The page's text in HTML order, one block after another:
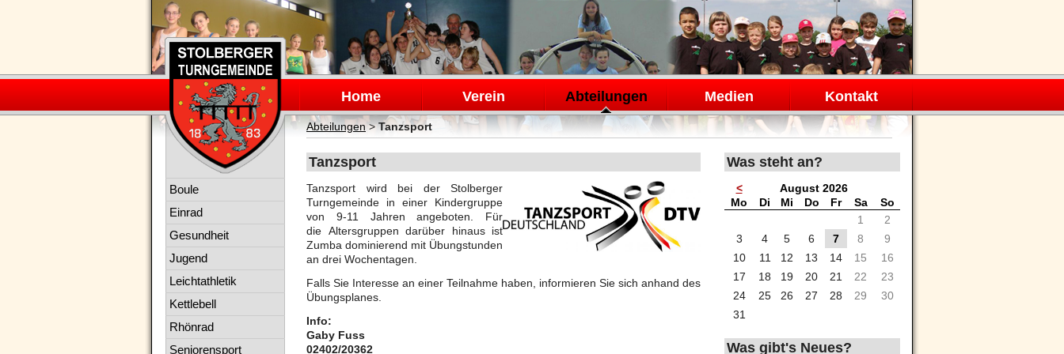
Navigation
überspringen
Home Verein Abteilungen Medien Kontakt
Abteilungen>Tanzsport
Tanzsport
Tanzsport wird bei der Stolberger
Turngemeinde in einer Kindergruppe
von 9-11 Jahren angeboten. Für
die Altersgruppen darüber hinaus ist
Zumba dominierend mit Übungstunden
an drei Wochentagen.
Falls Sie Interesse an einer Teilnahme haben, informieren Sie sich anhand des
Übungsplanes.
Info:
Gaby Fuss
02402/20362
Navigation
Boule
Einrad
Gesundheit
Jugend
Leichtathletik
Kettlebell
Rhönrad
Seniorensport
Was steht an?
<
August 2026
Mo ntag
Di enstag
Mi ttwoch
Donnerstag
Freitag
Samstag
Sonntag
1
2
3
4 5 6 7 8
9
10
11 12 13 14 15
16
17
18 19 20 21 22
23
24
25 26 27 28 29
30
31
Was gibt's Neues?